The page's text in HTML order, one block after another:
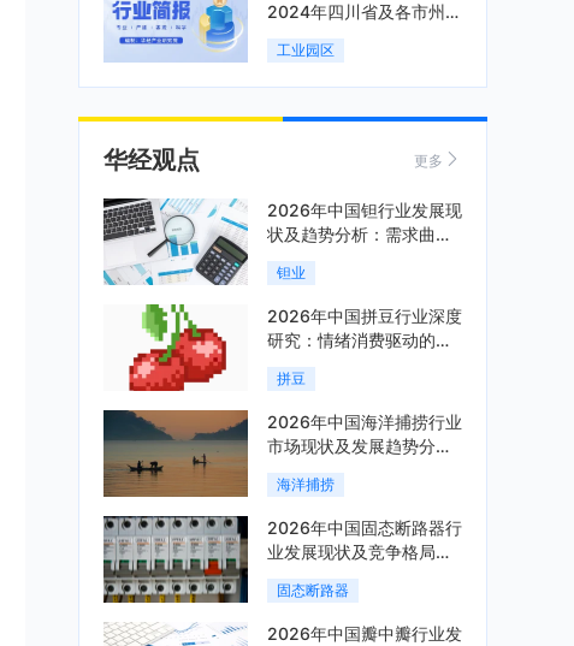
2024年四川省及各市州工
业园区全景洞析报告
工业园区
华经观点 更多
2026年中国钽行业发展现
状及趋势分析：需求曲线
陡峭与供给曲线平缓的博
弈加剧「图」
钽业
2026年中国拼豆行业深度
研究：情绪消费驱动的新
兴手工赛道「图」
拼豆
2026年中国海洋捕捞行业
市场现状及发展趋势分
析：科技赋能与智能化转
型加速「图」
海洋捕捞
2026年中国固态断路器行
业发展现状及竞争格局分
析：国际巨头领跑技术，
国内企业加速追赶「图」
固态断路器
2026年中国瓣中瓣行业发